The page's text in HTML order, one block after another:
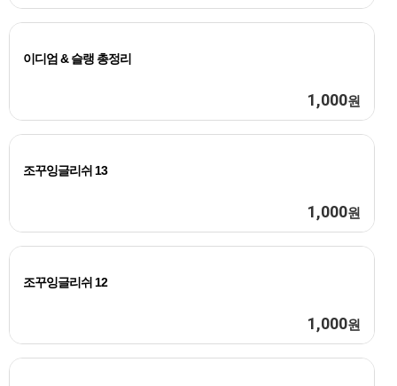
이디엄 & 슬랭 총정리
1,000원
조꾸잉글리쉬 13
1,000원
조꾸잉글리쉬 12
1,000원